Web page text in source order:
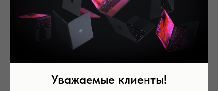
Samsung Galaxy
— отличный выбор для тех, кому нужен быстрый, надёжный и
вместительный смартфон на каждый день.
Уважаемые клиенты!